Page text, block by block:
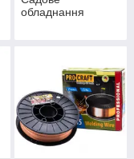
обладнання